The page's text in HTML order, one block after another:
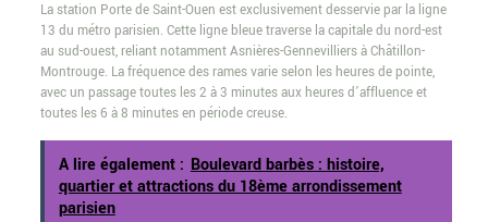
La station Porte de Saint-Ouen est exclusivement desservie par la ligne
13 du métro parisien. Cette ligne bleue traverse la capitale du nord-est
au sud-ouest, reliant notamment Asnières-Gennevilliers à Châtillon-
Montrouge. La fréquence des rames varie selon les heures de pointe,
avec un passage toutes les 2 à 3 minutes aux heures d’affluence et
toutes les 6 à 8 minutes en période creuse.
A lire également : Boulevard barbès : histoire,
quartier et attractions du 18ème arrondissement
parisien